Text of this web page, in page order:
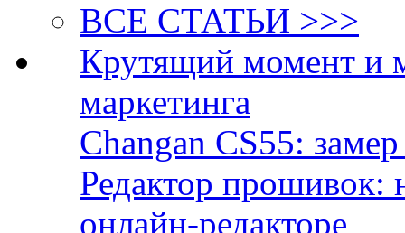
ВСЕ СТАТЬИ >>>
Крутящий момент и
маркетинга
Changan CS55:
Редактор прошивок:
онлайн-редакторе